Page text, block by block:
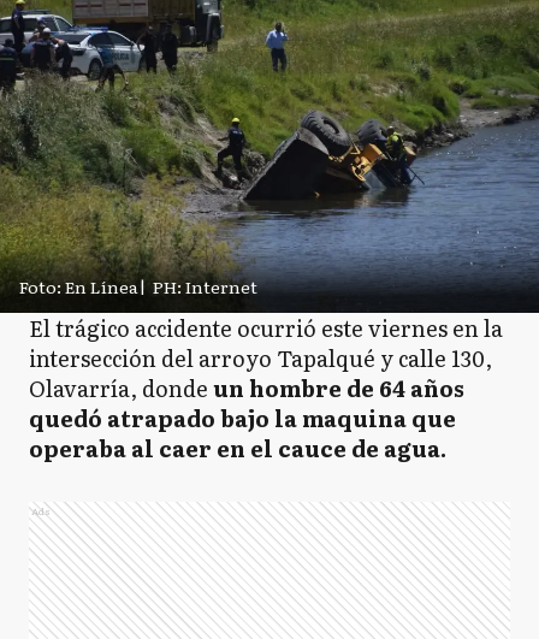
Foto: En Línea| PH: Internet
El trágico accidente ocurrió este viernes en la
intersección del arroyo Tapalqué y calle 130,
Olavarría, dondeun hombre de 64 años
quedó atrapado bajo la maquina que
operaba al caer en el cauce de agua.
Ads